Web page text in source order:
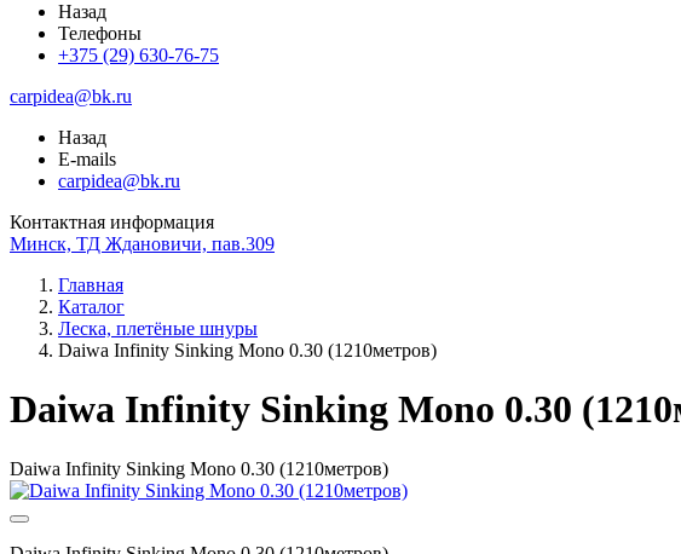
Назад
Телефоны
+375 (29) 630-76-75
carpidea@bk.ru
Назад
E-mails
carpidea@bk.ru
Контактная информация
Минск, ТД Ждановичи, пав.309
Главная
Каталог
Леска, плетёные шнуры
Daiwa Infinity Sinking Mono 0.30 (1210метров)
Daiwa Infinity Sinking Mono 0.30
Daiwa Infinity Sinking Mono 0.30 (1210метров)